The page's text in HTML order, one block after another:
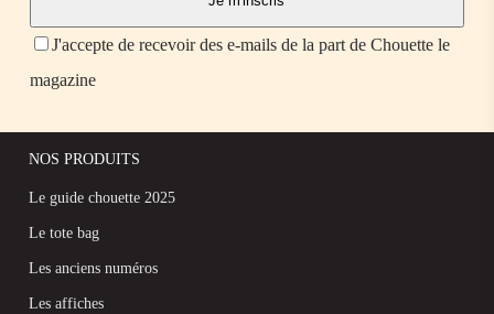
J'accepte de recevoir des e-mails de la part de Chouette le
magazine
NOS PRODUITS
Le guide chouette 2025
Le tote bag
Les anciens numéros
Les affiches